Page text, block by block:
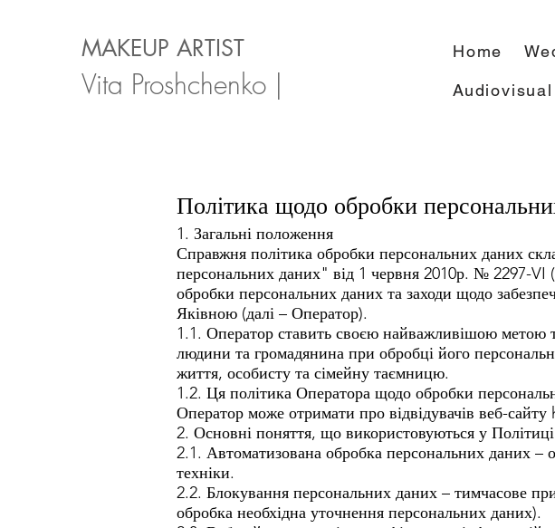
MAKEUP ARTIST
Vita Proshchenko |
Home
Audiovisual
Політика щодо обробки
1. Загальні положення
Справжня політика обробки персональних даних
персональних даних" від 1 червня 2010р. № 2297-VI
обробки персональних даних та заходи щодо
Яківною (далі – Оператор).
1.1. Оператор ставить своєю найважливішою метою
людини та громадянина при обробці його
життя, особисту та сімейну таємницю.
1.2. Ця політика Оператора щодо обробки
Оператор може отримати про відвідувачів веб-сайту
2. Основні поняття, що використовуються у Політиці
2.1. Автоматизована обробка персональних даних –
техніки.
2.2. Блокування персональних даних – тимчасове
обробка необхідна уточнення персональних даних).